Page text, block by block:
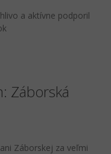
a aktívne podporil
Záborská
Záborskej za veľmi